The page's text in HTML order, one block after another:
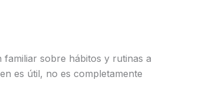
sobre hábitos y rutinas a
es útil, no es completamente